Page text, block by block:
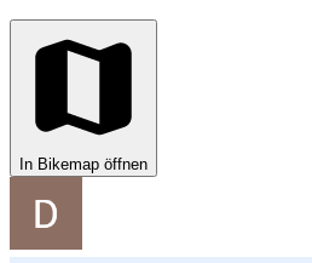
In Bikemap öffnen